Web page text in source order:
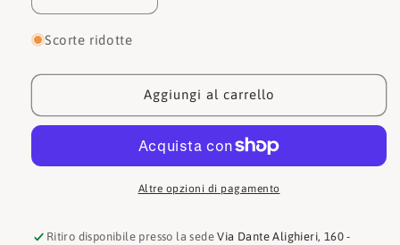
quantità
per
Sneakers
Bay
Up
quantità
Sneakers
Seneca
Bay
Lace
Up
Scorte ridotte
Aggiungi al carrello
Altre opzioni di pagamento
Ritiro disponibile presso la sedeVia Dante Alighieri, 160 -